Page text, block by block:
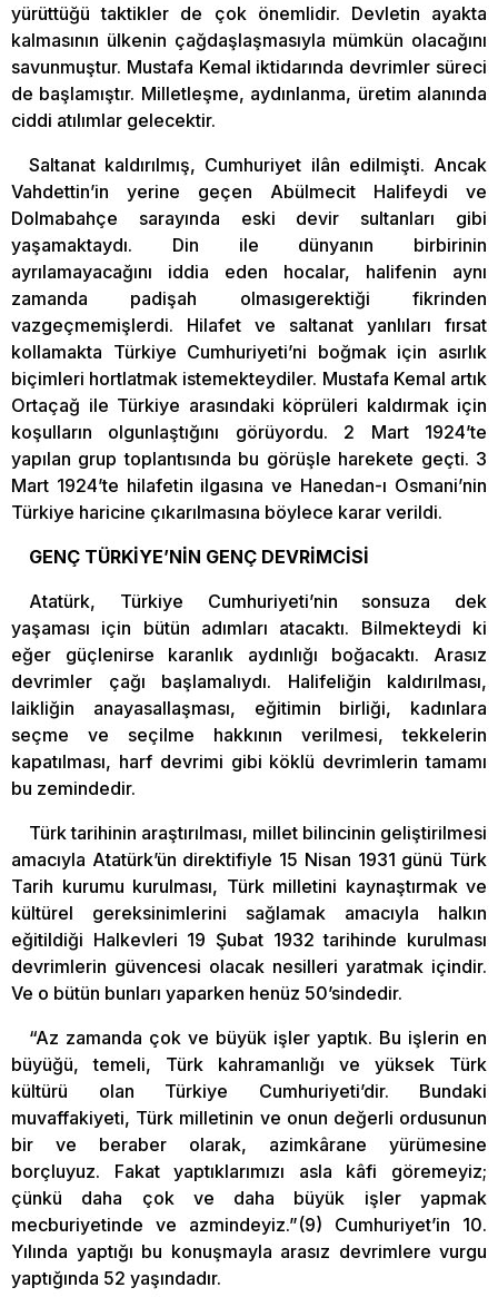
yürüttüğü taktikler de çok önemlidir. Devletin ayakta
kalmasının ülkenin çağdaşlaşmasıyla mümkün olacağını
savunmuştur. Mustafa Kemal iktidarında devrimler süreci
de başlamıştır. Milletleşme, aydınlanma, üretim alanında
ciddi atılımlar gelecektir.
Saltanat kaldırılmış, Cumhuriyet ilân edilmişti. Ancak
Vahdettin’in yerine geçen Abülmecit Halifeydi ve
Dolmabahçe sarayında eski devir sultanları gibi
yaşamaktaydı. Din ile dünyanın birbirinin
ayrılamayacağını iddia eden hocalar, halifenin aynı
zamanda padişah olmasıgerektiği fikrinden
vazgeçmemişlerdi. Hilafet ve saltanat yanlıları fırsat
kollamakta Türkiye Cumhuriyeti’ni boğmak için asırlık
biçimleri hortlatmak istemekteydiler. Mustafa Kemal artık
Ortaçağ ile Türkiye arasındaki köprüleri kaldırmak için
koşulların olgunlaştığını görüyordu. 2 Mart 1924’te
yapılan grup toplantısında bu görüşle harekete geçti. 3
Mart 1924’te hilafetin ilgasına ve Hanedan-ı Osmani’nin
Türkiye haricine çıkarılmasına böylece karar verildi.
GENÇ TÜRKİYE’NİN GENÇ DEVRİMCİSİ
Atatürk, Türkiye Cumhuriyeti’nin sonsuza dek
yaşaması için bütün adımları atacaktı. Bilmekteydi ki
eğer güçlenirse karanlık aydınlığı boğacaktı. Arasız
devrimler çağı başlamalıydı. Halifeliğin kaldırılması,
laikliğin anayasallaşması, eğitimin birliği, kadınlara
seçme ve seçilme hakkının verilmesi, tekkelerin
kapatılması, harf devrimi gibi köklü devrimlerin tamamı
bu zemindedir.
Türk tarihinin araştırılması, millet bilincinin geliştirilmesi
amacıyla Atatürk’ün direktifiyle 15 Nisan 1931 günü Türk
Tarih kurumu kurulması, Türk milletini kaynaştırmak ve
kültürel gereksinimlerini sağlamak amacıyla halkın
eğitildiği Halkevleri 19 Şubat 1932 tarihinde kurulması
devrimlerin güvencesi olacak nesilleri yaratmak içindir.
Ve o bütün bunları yaparken henüz 50’sindedir.
“Az zamanda çok ve büyük işler yaptık. Bu işlerin en
büyüğü, temeli, Türk kahramanlığı ve yüksek Türk
kültürü olan Türkiye Cumhuriyeti’dir. Bundaki
muvaffakiyeti, Türk milletinin ve onun değerli ordusunun
bir ve beraber olarak, azimkârane yürümesine
borçluyuz. Fakat yaptıklarımızı asla kâfi göremeyiz;
çünkü daha çok ve daha büyük işler yapmak
mecburiyetinde ve azmindeyiz.”(9) Cumhuriyet’in 10.
Yılında yaptığı bu konuşmayla arasız devrimlere vurgu
yaptığında 52 yaşındadır.